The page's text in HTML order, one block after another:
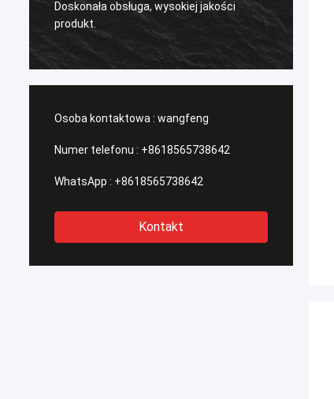
Doskonała obsługa, wysokiej jakości
produkt.
Osoba kontaktowa : wangfeng
Numer telefonu : +8618565738642
WhatsApp : +8618565738642
Kontakt